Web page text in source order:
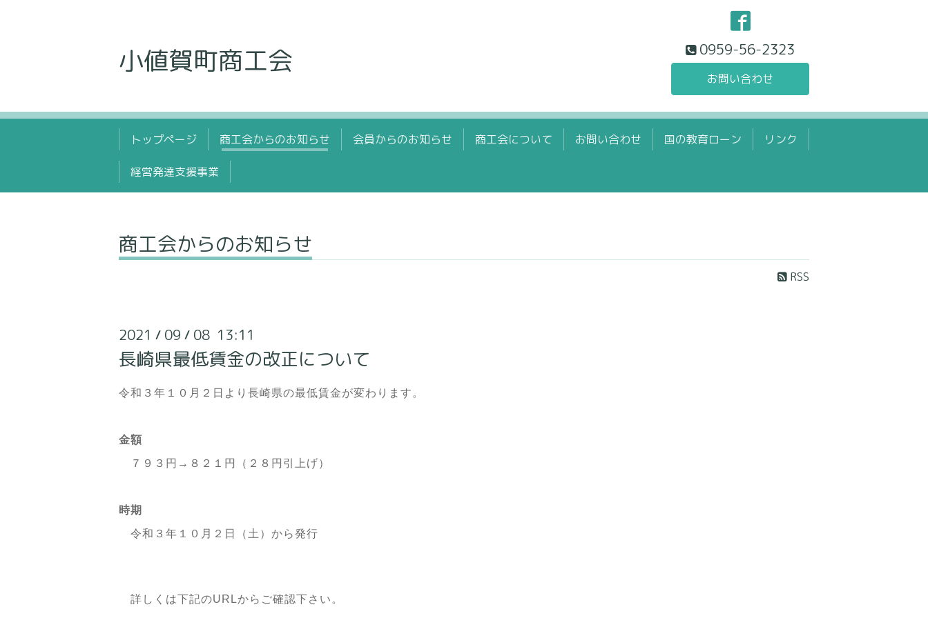
小値賀町商工会 0959-56-2323
お問い合わせ
トップページ 商工会からのお知らせ 会員からのお知らせ 商工会について お問い合わせ 国の教育ローン リンク
経営発達支援事業
商工会からのお知らせ
RSS
2021 / 09 / 08 13:11
長崎県最低賃金の改正について
令和３年１０月２日より長崎県の最低賃金が変わります。
金額
７９３円→８２１円（２８円引上げ）
時期
令和３年１０月２日（土）から発行
詳しくは下記のURLからご確認下さい。